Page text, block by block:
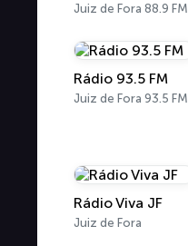
Juiz de Fora 88.9 FM
Rádio 93.5 FM
Juiz de Fora 93.5 FM
Rádio Viva JF
Juiz de Fora